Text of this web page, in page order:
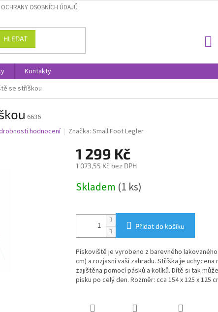
OSOBNÍCH ÚDAJŮ
HLEDAT
Kontakty
se stříškou
6636
hodnocení Značka:Small Foot Legler
1 299 Kč
1 073,55 Kč bez DPH
cena:
Skladem (1 ks)
Přidat do košíku
Pískoviště je vyrobeno z barevného
cm) a rozjasní vaši zahradu. Stříška je uchycena
zajištěna pomocí pásků a kolíků. Dítě si tak
písku po celý den. Rozměr: cca 154 x 125 x 125